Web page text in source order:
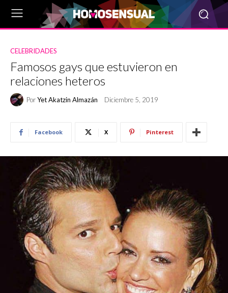
CELEBRIDADES
Famosos gays que estuvieron en
relaciones heteros
PorYet Akatzin Almazán Diciembre 5, 2019
Facebook X Pinterest